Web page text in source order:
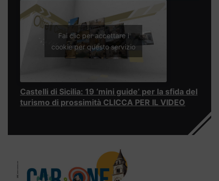
Fai clic per accettare i
cookie per questo servizio
Castelli di Sicilia: 19 ‘mini guide’ per la sfida del
turismo di prossimità CLICCA PER IL VIDEO